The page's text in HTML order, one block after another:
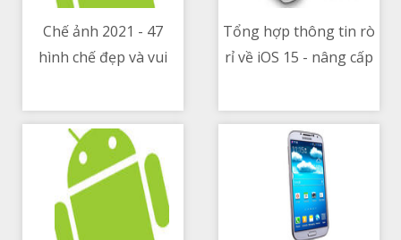
Chế ảnh 2021 - 47
hình chế đẹp và vui
Tổng hợp thông tin rò
rỉ về iOS 15 - nâng cấp
app mặc định, widget
tương tác